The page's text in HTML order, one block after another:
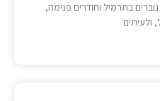
בתרמיל וחודרים פנימה,
ולעיתים